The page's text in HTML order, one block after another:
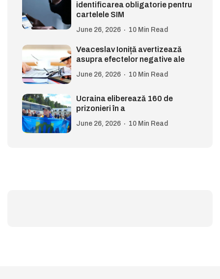
identificarea obligatorie pentru
cartelele SIM
June 26, 2026 10 Min Read
Veaceslav Ioniță avertizează
asupra efectelor negative ale
June 26, 2026 10 Min Read
Ucraina eliberează 160 de
prizonieri în a
June 26, 2026 10 Min Read